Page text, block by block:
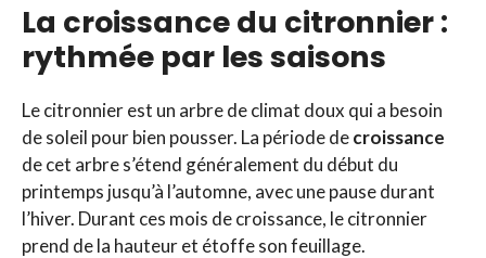
La croissance du citronnier :
rythmée par les saisons
Le citronnier est un arbre de climat doux qui a besoin
de soleil pour bien pousser. La période decroissance
de cet arbre s’étend généralement du début du
printemps jusqu’à l’automne, avec une pause durant
l’hiver. Durant ces mois de croissance, le citronnier
prend de la hauteur et étoffe son feuillage.